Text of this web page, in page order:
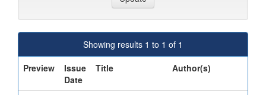
Showing results 1 to 1 of 1
Preview
Issue
Date
Title Author(s)